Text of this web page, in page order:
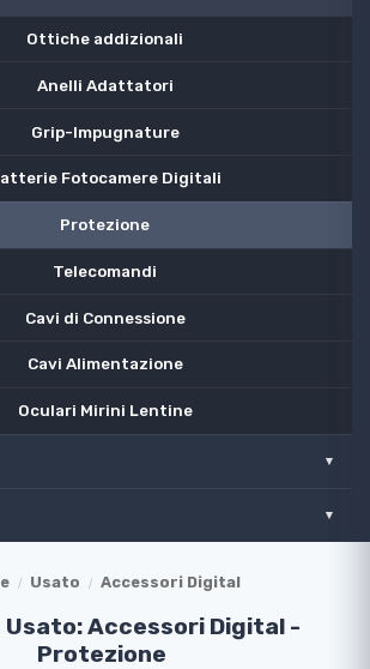
Ottiche addizionali
Anelli Adattatori
Grip-Impugnature
Fotocamere Digitali
Protezione
Telecomandi
Cavi di Connessione
Cavi Alimentazione
Oculari Mirini Lentine
Usato Accessori Digital
Accessori Digital -
Protezione